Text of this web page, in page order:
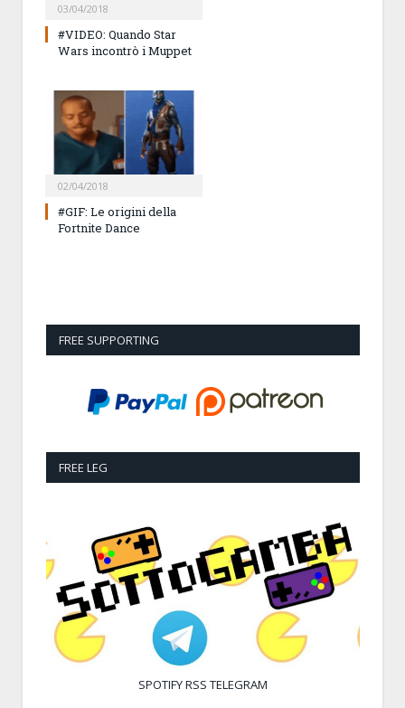
03/04/2018
#VIDEO: Quando Star
Wars incontrò i Muppet
02/04/2018
#GIF: Le origini della
Fortnite Dance
FREE SUPPORTING
FREE LEG
SPOTIFYRSS TELEGRAM